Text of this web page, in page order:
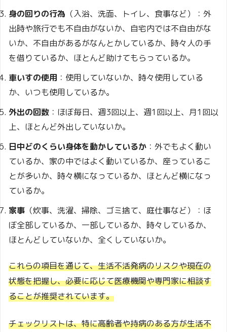
身の回りの行為 （入浴、洗面、トイレ、食事など）：外
出時や旅行でも不自由がないか、自宅内では不自由がな
いか、不自由があるがなんとかしているか、時々人の手
を借りているか、ほとんど助けてもらっているか。
車いすの使用 ：使用していないか、時々使用している
か、いつも使用しているか。
外出の回数 ：ほぼ毎日、週3回以上、週1回以上、月1回以
上、ほとんど外出していないか。
日中どのくらい身体を動かしているか ：外でもよく動い
ているか、家の中ではよく動いているか、座っているこ
とが多いか、時々横になっているか、ほとんど横になっ
ているか。
家事 （炊事、洗濯、掃除、ゴミ捨て、庭仕事など）：ほ
ぼ全部しているか、一部しているか、時々しているか、
ほとんどしていないか、全くしていないか。
これらの項目を通じて、生活不活発病のリスクや現在の
状態を把握し、必要に応じて医療機関や専門家に相談す
ることが推奨されています。
チェックリストは、特に高齢者や持病のある方が生活不